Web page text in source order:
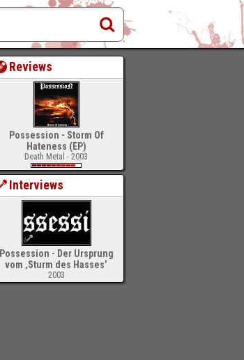
Reviews
Possession - Storm Of
Hateness (EP)
Death Metal - 2003
Interviews
Possession - Der Ursprung
vom ‚Sturm des Hasses’
2003